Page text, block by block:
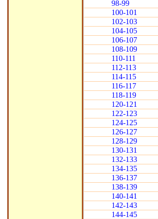
98-99
100-101
102-103
104-105
106-107
108-109
110-111
112-113
114-115
116-117
118-119
120-121
122-123
124-125
126-127
128-129
130-131
132-133
134-135
136-137
138-139
140-141
142-143
144-145